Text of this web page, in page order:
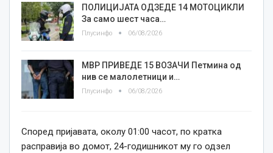
ПОЛИЦИЈАТА ОДЗЕДЕ 14 МОТОЦИКЛИ
За само шест часа…
Плусинфо 06/08/2026
МВР ПРИВЕДЕ 15 ВОЗАЧИ Петмина од
нив се малолетници и…
Плусинфо 06/08/2026
Според пријавата, околу 01:00 часот, по кратка
расправија во домот, 24-годишникот му го одзел